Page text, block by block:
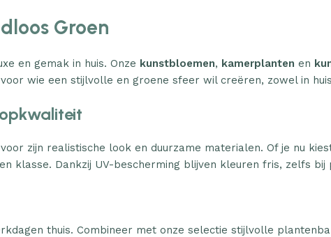
Groen
en gemak in huis. Onze kunstbloemen, kamerplanten en
wie een stijlvolle en groene sfeer wil creëren, zowel in
zijn realistische look en duurzame materialen. Of je nu
klasse. Dankzij UV-bescherming blijven kleuren fris, zelfs bij
thuis. Combineer met onze selectie stijlvolle